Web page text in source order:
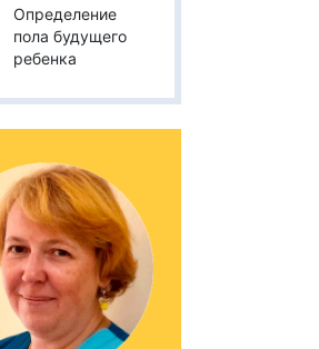
Определение
пола будущего
ребенка